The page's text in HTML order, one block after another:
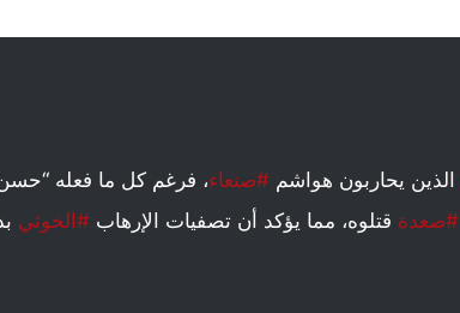
الذين يحاربون هواشم #صنعاء، فرغم كل ما فعله “حسن
#صعدة قتلوه، مما يؤكد أن تصفيات الإرهاب #الخوثي